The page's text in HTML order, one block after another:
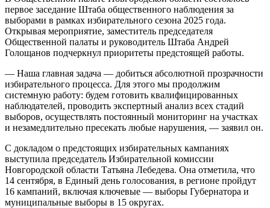
первое заседание Штаба общественного наблюдения за
выборами в рамках избирательного сезона 2025 года.
Открывая мероприятие, заместитель председателя
Общественной палаты и руководитель Штаба Андрей
Голощанов подчеркнул приоритеты предстоящей работы.
— Наша главная задача — добиться абсолютной прозрачности
избирательного процесса. Для этого мы продолжим
системную работу: будем готовить квалифицированных
наблюдателей, проводить экспертный анализ всех стадий
выборов, осуществлять постоянный мониторинг на участках
и незамедлительно пресекать любые нарушения, — заявил он.
С докладом о предстоящих избирательных кампаниях
выступила председатель Избирательной комиссии
Новгородской области Татьяна Лебедева. Она отметила, что
14 сентября, в Единый день голосования, в регионе пройдут
16 кампаний, включая ключевые — выборы Губернатора и
муниципальные выборы в 15 округах.